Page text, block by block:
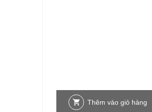
Thêm vào giỏ hàng